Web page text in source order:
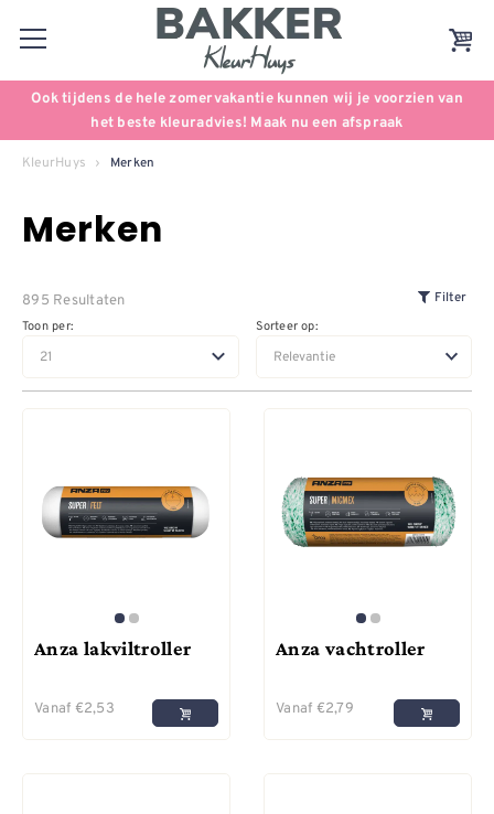
Ook tijdens de hele zomervakantie kunnen wij je voorzien van
het beste kleuradvies! Maak nu een afspraak
KleurHuys Merken
Merken
895 Resultaten Filter
Toon per: Sorteer op:
Anza lakviltroller
Vanaf €2,53
Anza vachtroller
Vanaf €2,79